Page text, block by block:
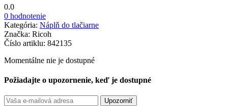
0.0
0 hodnotenie
Kategória: Náplň do tlačiarne
Značka: Ricoh
Číslo artiklu: 842135
Momentálne nie je dostupné
Požiadajte o upozornenie, keď je dostupné
Upozorniť